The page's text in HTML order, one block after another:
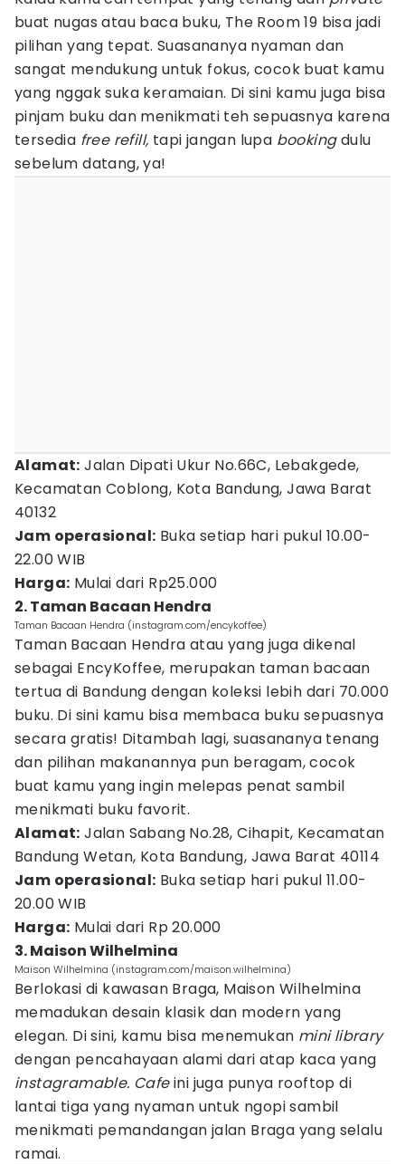
buat nugas atau baca buku, The Room 19 bisa jadi
pilihan yang tepat. Suasananya nyaman dan
sangat mendukung untuk fokus, cocok buat kamu
yang nggak suka keramaian. Di sini kamu juga bisa
pinjam buku dan menikmati teh sepuasnya karena
tersedia free refill, tapi jangan lupa bookingdulu
sebelum datang, ya!
Alamat: Jalan Dipati Ukur No.66C, Lebakgede,
Kecamatan Coblong, Kota Bandung, Jawa Barat
40132
Jam operasional: Buka setiap hari pukul 10.00-
22.00 WIB
Harga: Mulai dari Rp25.000
2. Taman Bacaan Hendra
Taman Bacaan Hendra (instagram.com/encykoffee)
Taman Bacaan Hendra atau yang juga dikenal
sebagai EncyKoffee, merupakan taman bacaan
tertua di Bandung dengan koleksi lebih dari 70.000
buku. Di sini kamu bisa membaca buku sepuasnya
secara gratis! Ditambah lagi, suasananya tenang
dan pilihan makanannya pun beragam, cocok
buat kamu yang ingin melepas penat sambil
menikmati buku favorit.
Alamat: Jalan Sabang No.28, Cihapit, Kecamatan
Bandung Wetan, Kota Bandung, Jawa Barat 40114
Jam operasional: Buka setiap hari pukul 11.00-
20.00 WIB
Harga: Mulai dari Rp 20.000
3. Maison Wilhelmina
Maison Wilhelmina (instagram.com/maison.wilhelmina)
Berlokasi di kawasan Braga, Maison Wilhelmina
memadukan desain klasik dan modern yang
elegan. Di sini, kamu bisa menemukan mini library
dengan pencahayaan alami dari atap kaca yang
instagramable. Cafeini juga punya rooftop di
lantai tiga yang nyaman untuk ngopi sambil
menikmati pemandangan jalan Braga yang selalu
ramai.